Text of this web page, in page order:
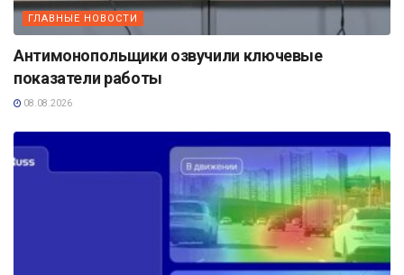
ГЛАВНЫЕ НОВОСТИ
Антимонопольщики озвучили ключевые
показатели работы
08.08.2026